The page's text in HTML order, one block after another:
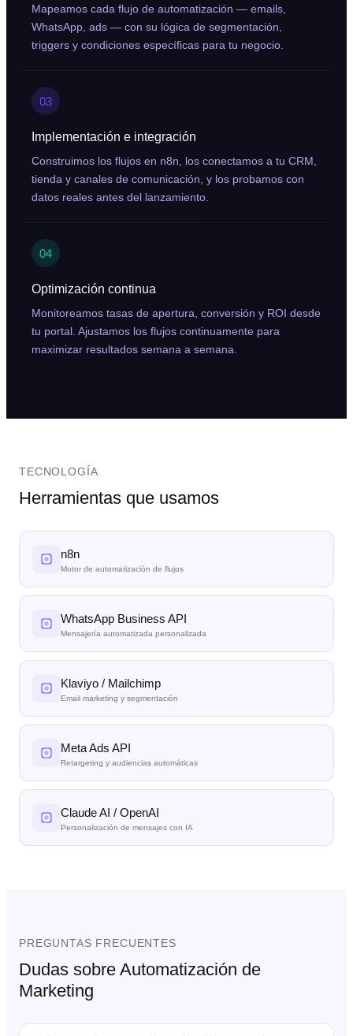
Mapeamos cada flujo de automatización — emails,
WhatsApp, ads — con su lógica de segmentación,
triggers y condiciones específicas para tu negocio.
03
Implementación e integración
Construimos los flujos en n8n, los conectamos a tu CRM,
tienda y canales de comunicación, y los probamos con
datos reales antes del lanzamiento.
04
Optimización continua
Monitoreamos tasas de apertura, conversión y ROI desde
tu portal. Ajustamos los flujos continuamente para
maximizar resultados semana a semana.
TECNOLOGÍA
Herramientas que usamos
n8n
Motor de automatización de flujos
WhatsApp Business API
Mensajería automatizada personalizada
Klaviyo / Mailchimp
Email marketing y segmentación
Meta Ads API
Retargeting y audiencias automáticas
Claude AI / OpenAI
Personalización de mensajes con IA
PREGUNTAS FRECUENTES
Dudas sobre Automatización de
Marketing